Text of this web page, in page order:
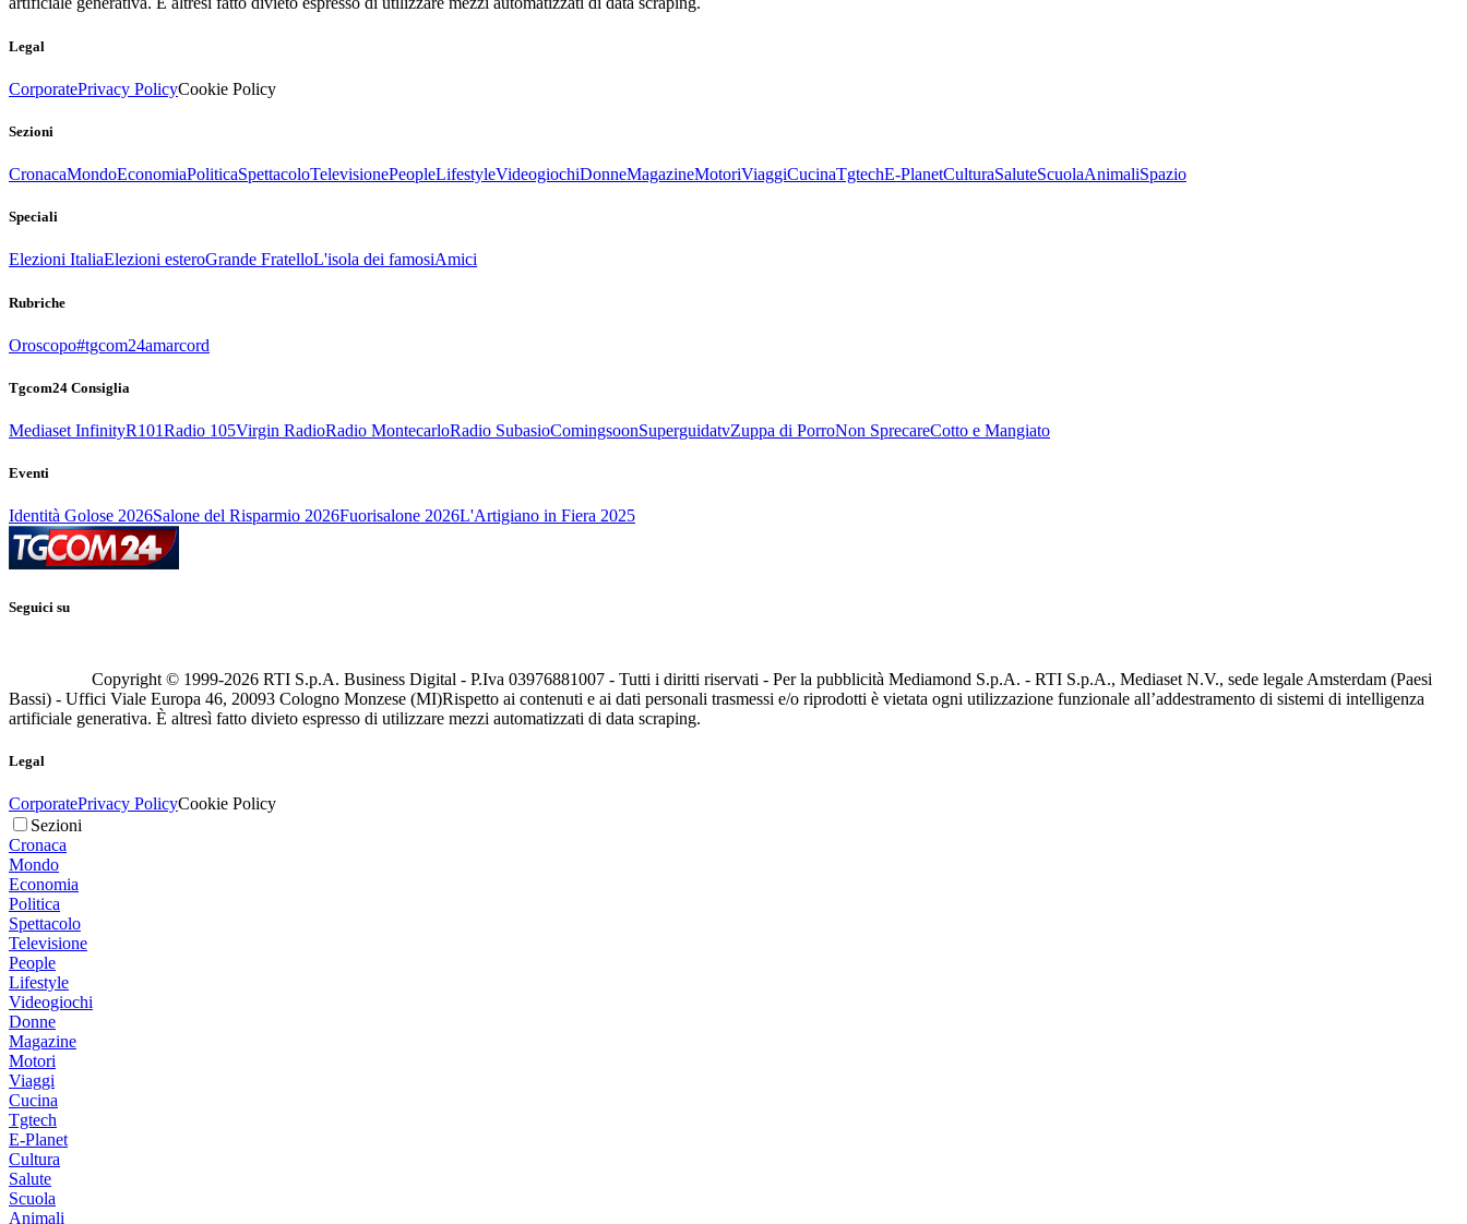
Legal
CorporatePrivacy PolicyCookie Policy
Sezioni
CronacaMondoEconomiaPoliticaSpettacoloTelevisionePeopleLifestyleVideogiochiDonneMagazineMotoriViaggiCucinaTgtechE-PlanetCulturaSaluteScuolaAnimaliSpazio
Speciali
Elezioni ItaliaElezioni esteroGrande FratelloL'isola dei famosiAmici
Rubriche
Oroscopo#tgcom24amarcord
Tgcom24 Consiglia
Mediaset InfinityR101Radio 105Virgin RadioRadio MontecarloRadio SubasioComingsoonSuperguidatvZuppa di PorroNon SprecareCotto e Mangiato
Eventi
Identità Golose 2026Salone del Risparmio 2026Fuorisalone 2026L'Artigiano in Fiera 2025
Seguici su
Copyright © 1999-2026 RTI S.p.A. Business Digital - P.Iva 03976881007 - Tutti i diritti riservati - Per la pubblicità Mediamond S.p.A. - RTI S.p.A., Mediaset N.V., sede legale Amsterdam (Paesi
Bassi) - Uffici Viale Europa 46, 20093 Cologno Monzese (MI)Rispetto ai contenuti e ai dati personali trasmessi e/o riprodotti è vietata ogni utilizzazione funzionale all’addestramento di sistemi di intelligenza
artificiale generativa. È altresì fatto divieto espresso di utilizzare mezzi automatizzati di data scraping.
Legal
CorporatePrivacy PolicyCookie Policy
Sezioni
Cronaca
Mondo
Economia
Politica
Spettacolo
Televisione
People
Lifestyle
Videogiochi
Donne
Magazine
Motori
Viaggi
Cucina
Tgtech
E-Planet
Cultura
Salute
Scuola
Animali